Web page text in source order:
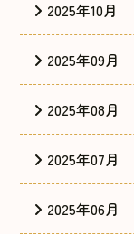
2025年10月
2025年09月
2025年08月
2025年07月
2025年06月